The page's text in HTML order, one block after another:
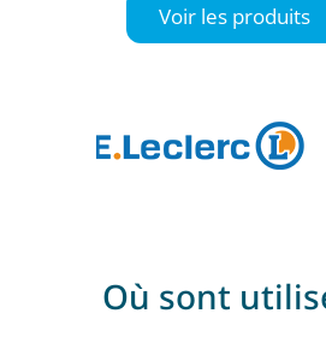
Voir les produits
Où sont